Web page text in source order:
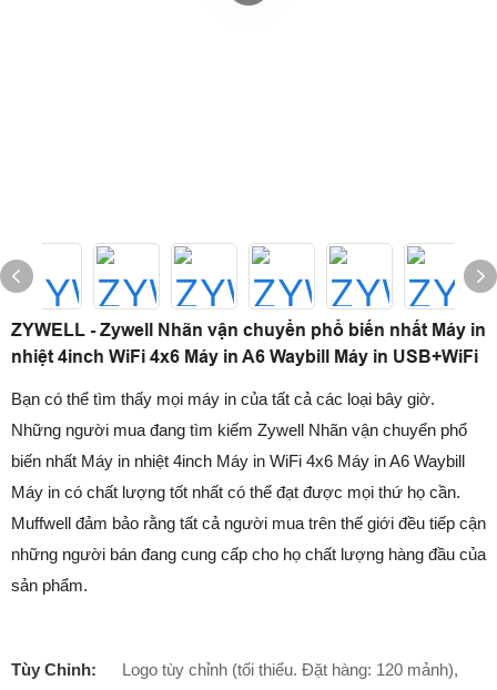
ZYWELL - Zywell Nhãn vận chuyển phổ biến nhất Máy in
nhiệt 4inch WiFi 4x6 Máy in A6 Waybill Máy in USB+WiFi
Bạn có thể tìm thấy mọi máy in của tất cả các loại bây giờ.
Những người mua đang tìm kiếm Zywell Nhãn vận chuyển phổ
biến nhất Máy in nhiệt 4inch Máy in WiFi 4x6 Máy in A6 Waybill
Máy in có chất lượng tốt nhất có thể đạt được mọi thứ họ cần.
Muffwell đảm bảo rằng tất cả người mua trên thế giới đều tiếp cận
những người bán đang cung cấp cho họ chất lượng hàng đầu của
sản phẩm.
Tùy Chỉnh:
Logo tùy chỉnh (tối thiểu. Đặt hàng: 120 mảnh),